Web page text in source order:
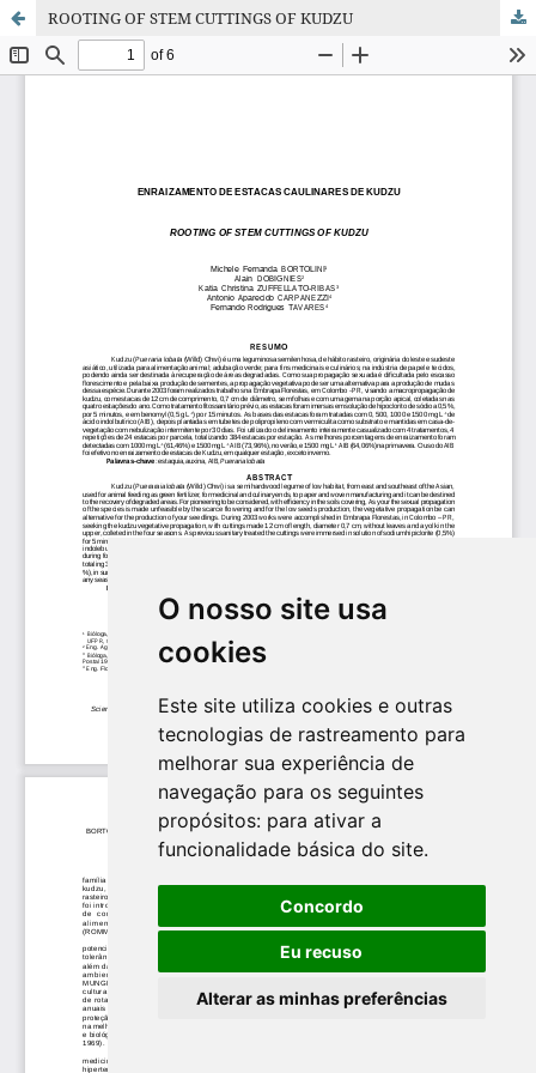
O nosso site usa
cookies
Este site utiliza cookies e outras
tecnologias de rastreamento para
melhorar sua experiência de
navegação para os seguintes
propósitos: para ativar a
funcionalidade básica do site.
Concordo
Eu recuso
Alterar as minhas preferências
ROOTING OF STEM CUTTINGS OF KUDZU